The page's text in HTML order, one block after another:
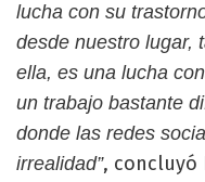
lucha con su
desde nuestro lugar,
ella, es una lucha
un trabajo bastante
donde las redes
irrealidad”, concluyó